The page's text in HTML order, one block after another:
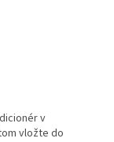
v
vložte do